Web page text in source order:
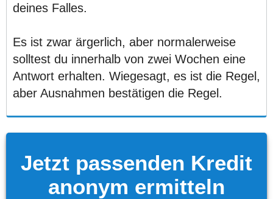
deines Falles.
Es ist zwar ärgerlich, aber normalerweise
solltest du innerhalb von zwei Wochen eine
Antwort erhalten. Wiegesagt, es ist die Regel,
aber Ausnahmen bestätigen die Regel.
Jetzt passenden Kredit
anonym ermitteln